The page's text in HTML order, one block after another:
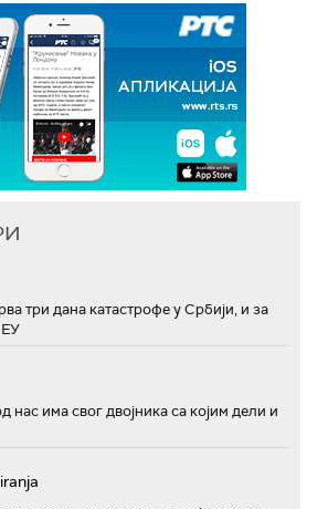
три дана катастрофе у Србији, и за
ЕУ
нас има свог двојника са којим дели и